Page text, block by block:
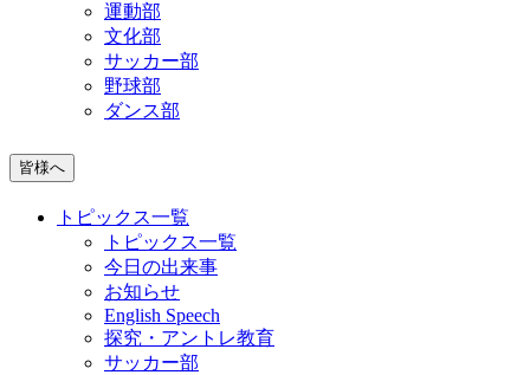
運動部
文化部
サッカー部
野球部
ダンス部
皆様へ
トピックス一覧
トピックス一覧
今日の出来事
お知らせ
English Speech
探究・アントレ教育
サッカー部